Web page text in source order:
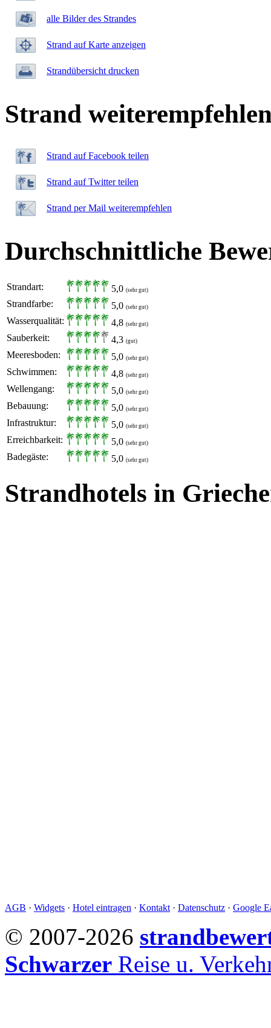
alle Bilder des Strandes
Strand auf Karte anzeigen
Strandübersicht drucken
Strand
Strand auf Facebook teilen
Strand auf Twitter teilen
Strand per Mail weiterempfehlen
Durchschnittliche
Strandart: 5,0 (sehr gut)
Strandfarbe: 5,0 (sehr gut)
Wasserqualität: 4,8 (sehr gut)
Sauberkeit: 4,3 (gut)
Meeresboden: 5,0 (sehr gut)
Schwimmen: 4,8 (sehr gut)
Wellengang: 5,0 (sehr gut)
Bebauung: 5,0 (sehr gut)
Infrastruktur: 5,0 (sehr gut)
Erreichbarkeit: 5,0 (sehr gut)
Badegäste: 5,0 (sehr gut)
Strandhotels in
AGB · Widgets · Hotel eintragen · Kontakt · Datenschutz · Google
© 2007-2026
Schwarzer Reise u.